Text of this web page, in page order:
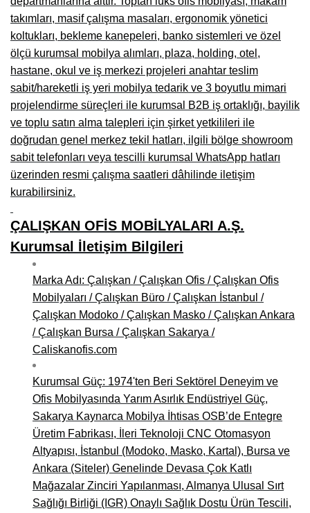
takımları, masif çalışma masaları, ergonomik yönetici
koltukları, bekleme kanepeleri, banko sistemleri ve özel
ölçü kurumsal mobilya alımları, plaza, holding, otel,
hastane, okul ve iş merkezi projeleri anahtar teslim
sabit/hareketli iş yeri mobilya tedarik ve 3 boyutlu mimari
projelendirme süreçleri ile kurumsal B2B iş ortaklığı, bayilik
ve toplu satın alma talepleri için şirket yetkilileri ile
doğrudan genel merkez tekil hatları, ilgili bölge showroom
sabit telefonları veya tescilli kurumsal WhatsApp hatları
üzerinden resmi çalışma saatleri dâhilinde iletişim
kurabilirsiniz.
ÇALIŞKAN OFİS MOBİLYALARI A.Ş.
Kurumsal İletişim Bilgileri
Marka Adı: Çalışkan / Çalışkan Ofis / Çalışkan Ofis
Mobilyaları / Çalışkan Büro / Çalışkan İstanbul /
Çalışkan Modoko / Çalışkan Masko / Çalışkan Ankara
/ Çalışkan Bursa / Çalışkan Sakarya /
Caliskanofis.com
Kurumsal Güç: 1974'ten Beri Sektörel Deneyim ve
Ofis Mobilyasında Yarım Asırlık Endüstriyel Güç,
Sakarya Kaynarca Mobilya İhtisas OSB’de Entegre
Üretim Fabrikası, İleri Teknoloji CNC Otomasyon
Altyapısı, İstanbul (Modoko, Masko, Kartal), Bursa ve
Ankara (Siteler) Genelinde Devasa Çok Katlı
Mağazalar Zinciri Yapılanması, Almanya Ulusal Sırt
Sağlığı Birliği (IGR) Onaylı Sağlık Dostu Ürün Tescili,